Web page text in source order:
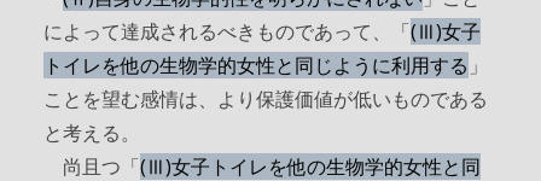
によって達成されるべきものであって、「(Ⅲ)女子
トイレを他の生物学的女性と同じように利用する 」
ことを望む感情は、より保護価値が低いものである
と考える。
尚且つ「(Ⅲ)女子トイレを他の生物学的女性と同